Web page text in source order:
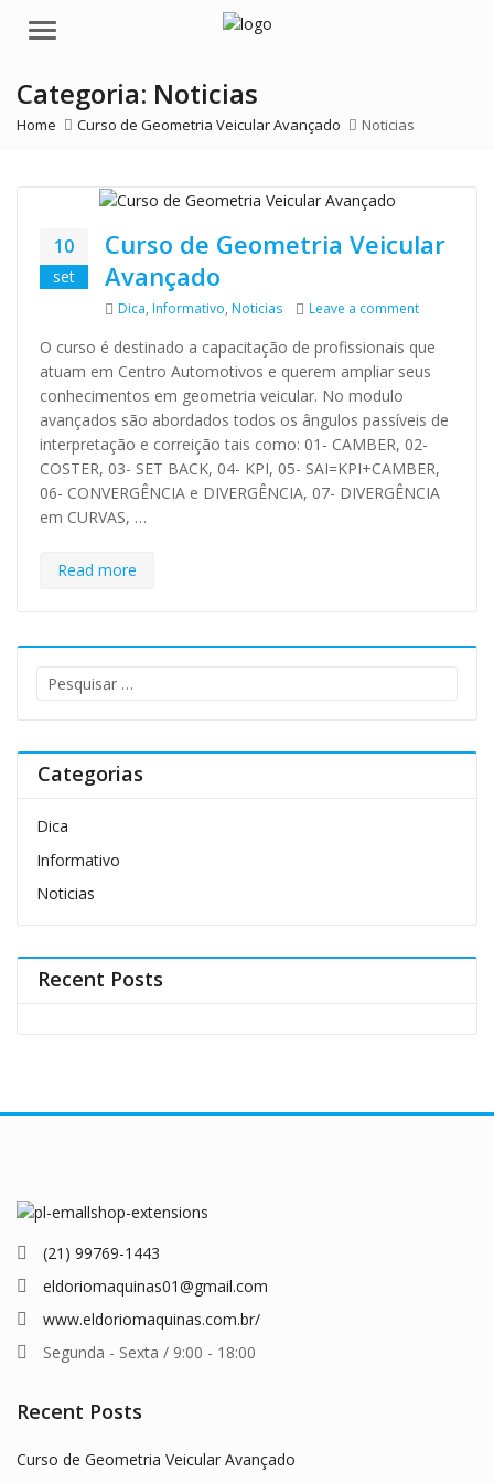
Menu
Categoria: Noticias
Home Curso de Geometria Veicular Avançado Noticias
10
set
Curso de Geometria Veicular
Avançado
Categories
Dica, Informativo, Noticias Leave a commenton Curso
O curso é destinado a capacitação de profissionais que
atuam em Centro Automotivos e querem ampliar seus
conhecimentos em geometria veicular. No modulo
avançados são abordados todos os ângulos passíveis de
interpretação e correição tais como: 01- CAMBER, 02-
COSTER, 03- SET BACK, 04- KPI, 05- SAI=KPI+CAMBER,
06- CONVERGÊNCIA e DIVERGÊNCIA, 07- DIVERGÊNCIA
em CURVAS, …
Read more
Pesquisar
Categorias
Dica
Informativo
Noticias
Recent Posts
(21) 99769-1443
eldoriomaquinas01@gmail.com
www.eldoriomaquinas.com.br/
Segunda - Sexta / 9:00 - 18:00
Recent Posts
Curso de Geometria Veicular Avançado